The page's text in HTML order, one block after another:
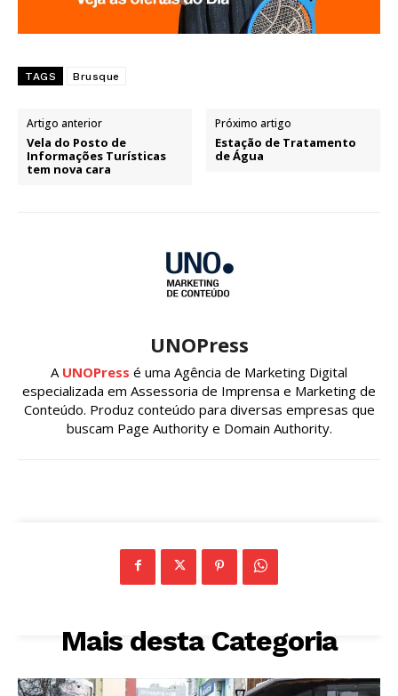
TAGS Brusque
Artigo anterior
Vela do Posto de
Informações Turísticas
tem nova cara
Próximo artigo
Estação de Tratamento
de Água
UNOPress
A UNOPress é uma Agência de Marketing Digital
especializada em Assessoria de Imprensa e Marketing de
Conteúdo. Produz conteúdo para diversas empresas que
buscam Page Authority e Domain Authority.
Mais desta Categoria